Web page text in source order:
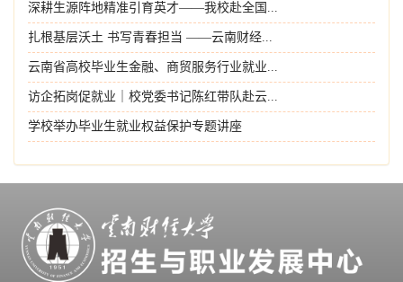
深耕生源阵地精准引育英才——我校赴全国...
扎根基层沃土 书写青春担当 ——云南财经...
云南省高校毕业生金融、商贸服务行业就业...
访企拓岗促就业｜校党委书记陈红带队赴云...
学校举办毕业生就业权益保护专题讲座